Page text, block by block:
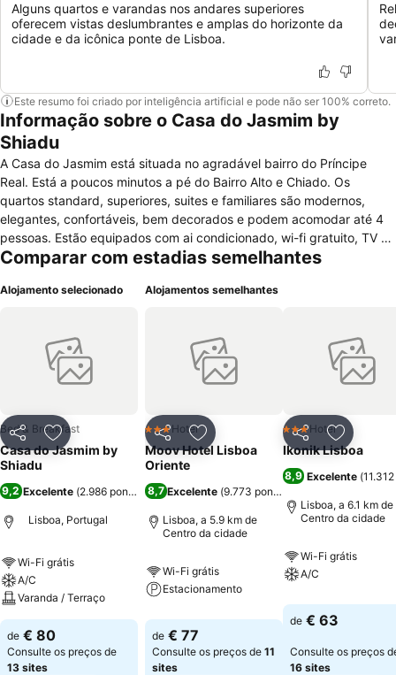
Alguns quartos e varandas nos andares superiores
oferecem vistas deslumbrantes e amplas do horizonte da
cidade e da icônica ponte de Lisboa.
Este resumo foi criado por inteligência artificial e pode não ser 100% correto.
Informação sobre o Casa do Jasmim by
Shiadu
A Casa do Jasmim está situada no agradável bairro do Príncipe
Real. Está a poucos minutos a pé do Bairro Alto e Chiado. Os
quartos standard, superiores, suites e familiares são modernos,
elegantes, confortáveis, bem decorados e podem acomodar até 4
pessoas. Estão equipados com ai condicionado, wi-fi gratuito, TV a
cabo, cofre e casa de banho completa com secador, toalhas e
cama extra estão dsponíveis mediante pedido a um custo extra,
uma recepção e oferece o serviço de depósito de babagem
gratuitamente. O serviço de shuttle pode ser reservado (custo
adicional).
Comparar com estadias semelhantes
Alojamento selecionado
PartilharAdicionar aos favoritos
Bed & Breakfast
Casa do Jasmim by
Shiadu
9,2 Excelente (2.986 pontuações)
Lisboa, Portugal
Wi-Fi grátis
A/C
Varanda / Terraço
de € 80
Consulte os preços de
13 sites
Alojamentos semelhantes
PartilharAdicionar aos favoritos
3 Estrelas
Hotel
Moov Hotel Lisboa
Oriente
8,7 Excelente (9.773 pontuações
Lisboa, a 5.9 km de
Centro da cidade
Wi-Fi grátis
Estacionamento
de € 77
Consulte os preços de 11
sites
Partilhar
3 Estrelas
Hotel
Ikonik Lisboa
8,9 Excelente (
Lisboa, a 6.1 km de
Centro da cidade
Wi-Fi grátis
A/C
de € 63
Consulte os preços
16 sites